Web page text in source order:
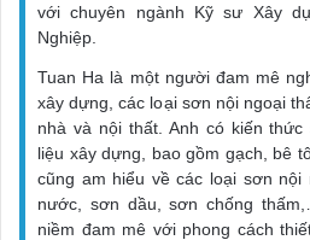
với chuyên ngành Kỹ sư Xây
Nghiệp.
Tuan Ha là một người đam mê
xây dựng, các loại sơn nội ngoại
nhà và nội thất. Anh có kiến
liệu xây dựng, bao gồm gạch, bê
cũng am hiểu về các loại sơn nội
nước, sơn dầu, sơn chống
niềm đam mê với phong cách